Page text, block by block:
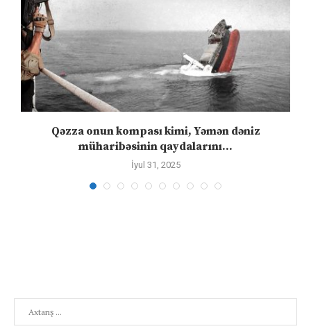
Qəzza onun kompası kimi, Yəmən dəniz
müharibəsinin qaydalarını...
İyul 31, 2025